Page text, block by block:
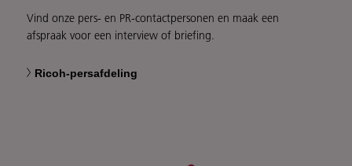
Vind onze pers- en PR-contactpersonen en maak een
afspraak voor een interview of briefing.
Ricoh-persafdeling